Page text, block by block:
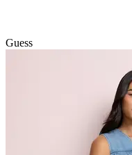
Guess